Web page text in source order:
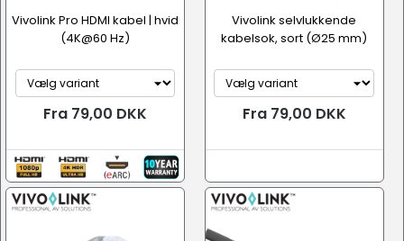
Vivolink Pro HDMI kabel | hvid
(4K@60 Hz)
Fra 79,00 DKK
Vivolink selvlukkende
kabelsok, sort (Ø25 mm)
Fra 79,00 DKK